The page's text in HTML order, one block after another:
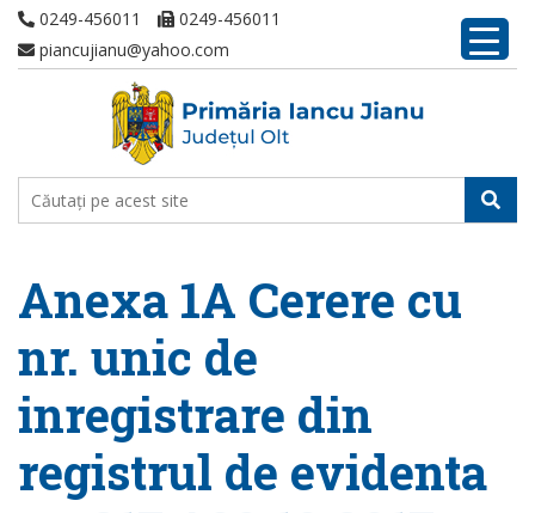
0249-456011
0249-456011
piancujianu@yahoo.com
Anexa 1A Cerere cu
nr. unic de
inregistrare din
registrul de evidenta